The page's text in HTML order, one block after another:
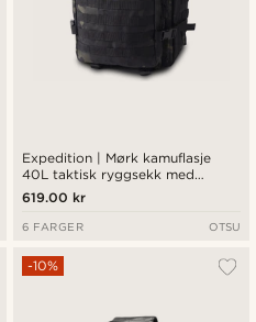
Expedition | Mørk kamuflasje
40L taktisk ryggsekk med
patch-panel
619.00 kr
6 FARGER OTSU
-10%